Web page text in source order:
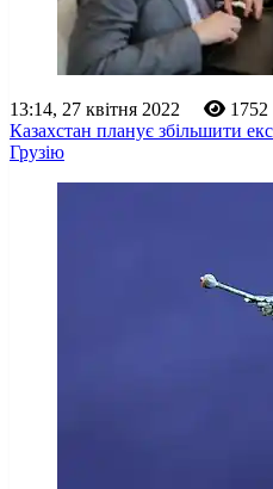
13:14, 27 квітня 2022
1752
Казахстан планує збільшити
Грузію